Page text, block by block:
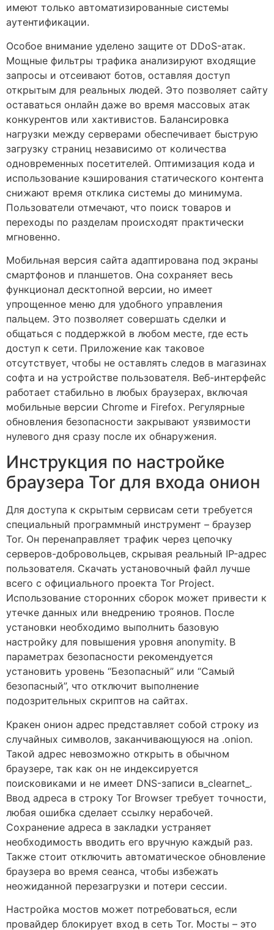
имеют только автоматизированные системы
аутентификации.
Особое внимание уделено защите от DDoS-атак.
Мощные фильтры трафика анализируют входящие
запросы и отсеивают ботов, оставляя доступ
открытым для реальных людей. Это позволяет сайту
оставаться онлайн даже во время массовых атак
конкурентов или хактивистов. Балансировка
нагрузки между серверами обеспечивает быструю
загрузку страниц независимо от количества
одновременных посетителей. Оптимизация кода и
использование кэширования статического контента
снижают время отклика системы до минимума.
Пользователи отмечают, что поиск товаров и
переходы по разделам происходят практически
мгновенно.
Мобильная версия сайта адаптирована под экраны
смартфонов и планшетов. Она сохраняет весь
функционал десктопной версии, но имеет
упрощенное меню для удобного управления
пальцем. Это позволяет совершать сделки и
общаться с поддержкой в любом месте, где есть
доступ к сети. Приложение как таковое
отсутствует, чтобы не оставлять следов в магазинах
софта и на устройстве пользователя. Веб-интерфейс
работает стабильно в любых браузерах, включая
мобильные версии Chrome и Firefox. Регулярные
обновления безопасности закрывают уязвимости
нулевого дня сразу после их обнаружения.
Инструкция по настройке
браузера Tor для входа онион
Для доступа к скрытым сервисам сети требуется
специальный программный инструмент – браузер
Tor. Он перенаправляет трафик через цепочку
серверов-добровольцев, скрывая реальный IP-адрес
пользователя. Скачать установочный файл лучше
всего с официального проекта Tor Project.
Использование сторонних сборок может привести к
утечке данных или внедрению троянов. После
установки необходимо выполнить базовую
настройку для повышения уровня anonymity. В
параметрах безопасности рекомендуется
установить уровень “Безопасный” или “Самый
безопасный”, что отключит выполнение
подозрительных скриптов на сайтах.
Кракен онион адрес представляет собой строку из
случайных символов, заканчивающуюся на .onion.
Такой адрес невозможно открыть в обычном
браузере, так как он не индексируется
поисковиками и не имеет DNS-записи в_clearnet_.
Ввод адреса в строку Tor Browser требует точности,
любая ошибка сделает ссылку нерабочей.
Сохранение адреса в закладки устраняет
необходимость вводить его вручную каждый раз.
Также стоит отключить автоматическое обновление
браузера во время сеанса, чтобы избежать
неожиданной перезагрузки и потери сессии.
Настройка мостов может потребоваться, если
провайдер блокирует вход в сеть Tor. Мосты – это